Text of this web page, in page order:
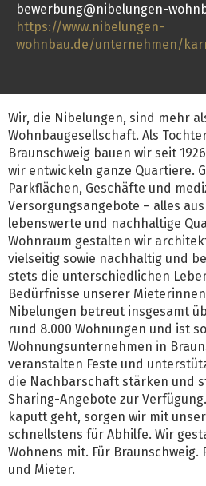
bewerbung@nibelungen-
https://www.nibelungen-
wohnbau.de/unternehmen/
Wir, die Nibelungen, sind mehr
Wohnbaugesellschaft. Als
Braunschweig bauen wir seit
wir entwickeln ganze Quartiere.
Parkflächen, Geschäfte und
Versorgungsangebote – alles
lebenswerte und nachhaltige
Wohnraum gestalten wir
vielseitig sowie nachhaltig und
stets die unterschiedlichen
Bedürfnisse unserer
Nibelungen betreut insgesamt
rund 8.000 Wohnungen und ist
Wohnungsunternehmen in
veranstalten Feste und
die Nachbarschaft stärken und
Sharing-Angebote zur
kaputt geht, sorgen wir mit
schnellstens für Abhilfe. Wir
Wohnens mit. Für
und Mieter.